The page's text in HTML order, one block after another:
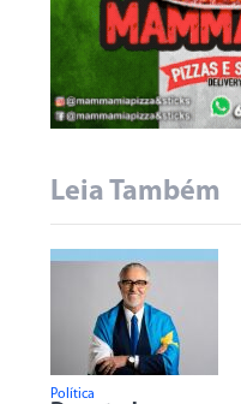
Leia Também
Política